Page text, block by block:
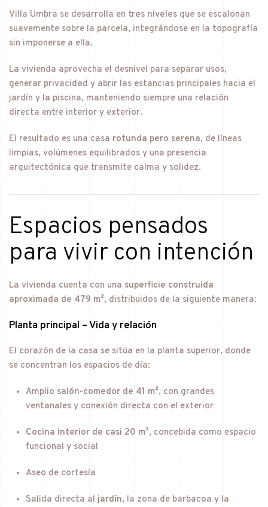
Villa Umbra se desarrolla en tres niveles que se escalonan
suavemente sobre la parcela, integrándose en la topografía
sin imponerse a ella.
La vivienda aprovecha el desnivel para separar usos,
generar privacidad y abrir las estancias principales hacia el
jardín y la piscina, manteniendo siempre una relación
directa entre interior y exterior.
El resultado es una casa rotunda pero serena, de líneas
limpias, volúmenes equilibrados y una presencia
arquitectónica que transmite calma y solidez.
Espacios pensados
para vivir con intención
La vivienda cuenta con una superficie construida
aproximada de 479 m², distribuidos de la siguiente manera:
Planta principal – Vida y relación
El corazón de la casa se sitúa en la planta superior, donde
se concentran los espacios de día:
Amplio salón-comedor de 41 m², con grandes
ventanales y conexión directa con el exterior
Cocina interior de casi 20 m², concebida como espacio
funcional y social
Aseo de cortesía
Salida directa aljardín, la zona de barbacoa y la